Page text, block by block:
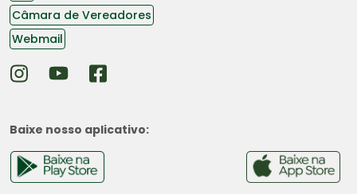
Câmara de Vereadores
Webmail
Baixe nosso aplicativo: